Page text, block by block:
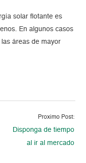
solar flotante es
En algunos casos
áreas de mayor
Proximo Post:
Disponga de tiempo
al ir al mercado